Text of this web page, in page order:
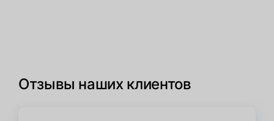
Отзывы наших клиентов